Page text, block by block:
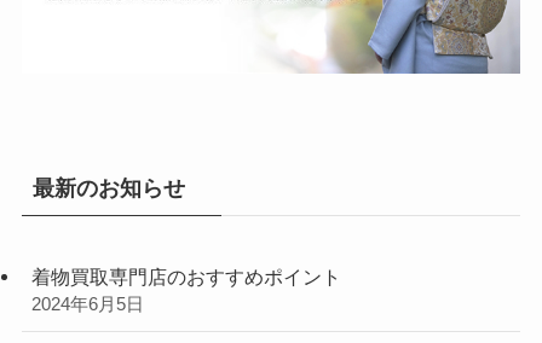
最新のお知らせ
着物買取専門店のおすすめポイント
2024年6月5日